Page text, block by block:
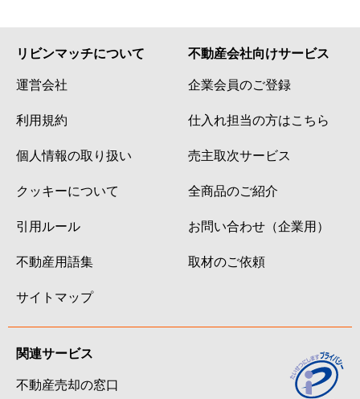
リビンマッチについて
運営会社
利用規約
個人情報の取り扱い
クッキーについて
引用ルール
不動産用語集
サイトマップ
不動産会社向けサービス
企業会員のご登録
仕入れ担当の方はこちら
売主取次サービス
全商品のご紹介
お問い合わせ（企業用）
取材のご依頼
関連サービス
不動産売却の窓口